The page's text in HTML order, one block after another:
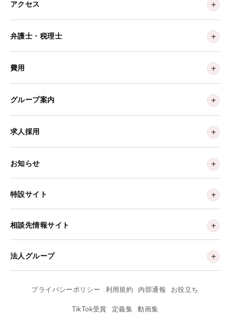
アクセス
弁護士・税理士
費用
グループ案内
求人採用
お知らせ
特設サイト
相談先情報サイト
法人グループ
プライバシーポリシー 利用規約 内部通報 お役立ち
TikTok受賞 定義集 動画集